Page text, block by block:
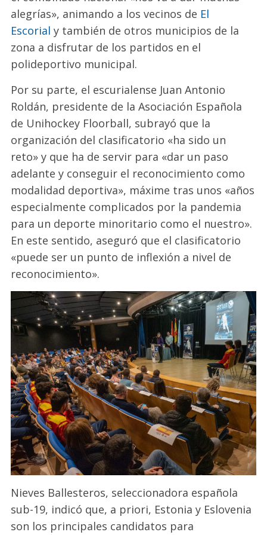
alegrías», animando a los vecinos de El
Escorial y también de otros municipios de la
zona a disfrutar de los partidos en el
polideportivo municipal.
Por su parte, el escurialense Juan Antonio
Roldán, presidente de la Asociación Española
de Unihockey Floorball, subrayó que la
organización del clasificatorio «ha sido un
reto» y que ha de servir para «dar un paso
adelante y conseguir el reconocimiento como
modalidad deportiva», máxime tras unos «años
especialmente complicados por la pandemia
para un deporte minoritario como el nuestro».
En este sentido, aseguró que el clasificatorio
«puede ser un punto de inflexión a nivel de
reconocimiento».
Nieves Ballesteros, seleccionadora española
sub-19, indicó que, a priori, Estonia y Eslovenia
son los principales candidatos para